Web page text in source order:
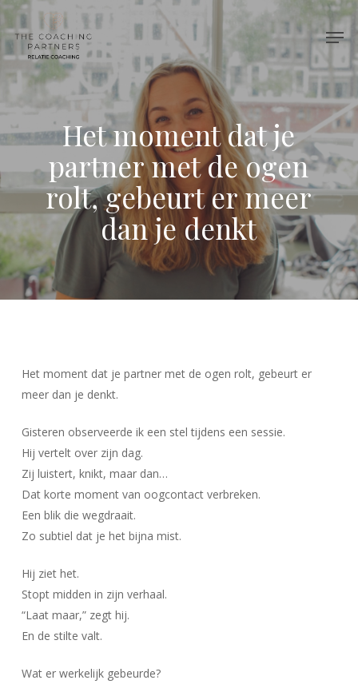
Skip
to
main
content
Het moment dat je
partner met de ogen
rolt, gebeurt er meer
dan je denkt
Het moment dat je partner met de ogen rolt, gebeurt er
meer dan je denkt.
Gisteren observeerde ik een stel tijdens een sessie.
Hij vertelt over zijn dag.
Zij luistert, knikt, maar dan…
Dat korte moment van oogcontact verbreken.
Een blik die wegdraait.
Zo subtiel dat je het bijna mist.
Hij ziet het.
Stopt midden in zijn verhaal.
“Laat maar,” zegt hij.
En de stilte valt.
Wat er werkelijk gebeurde?
Menu